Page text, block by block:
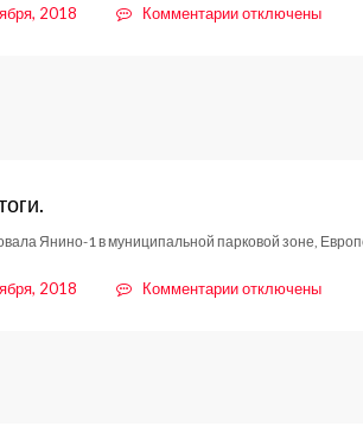
2018 Комментариикотключены
Янино-1 в муниципальной парковой зоне,
2018 Комментариикотключены